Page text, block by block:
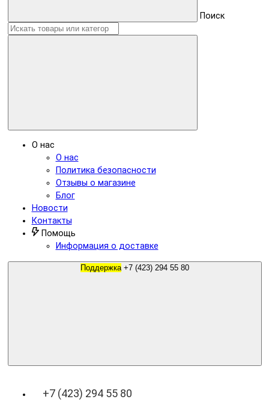
Поиск
О нас
О нас
Политика безопасности
Отзывы о магазине
Блог
Новости
Контакты
Помощь
Информация о доставке
Поддержка +7 (423) 294 55 80
+7 (423) 294 55 80